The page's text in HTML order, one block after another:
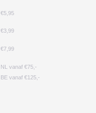
€5,95
€3,99
€7,99
NL vanaf €75,-
BE vanaf €125,-